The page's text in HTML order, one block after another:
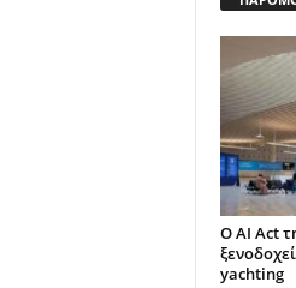
Ο AI Act
yachting